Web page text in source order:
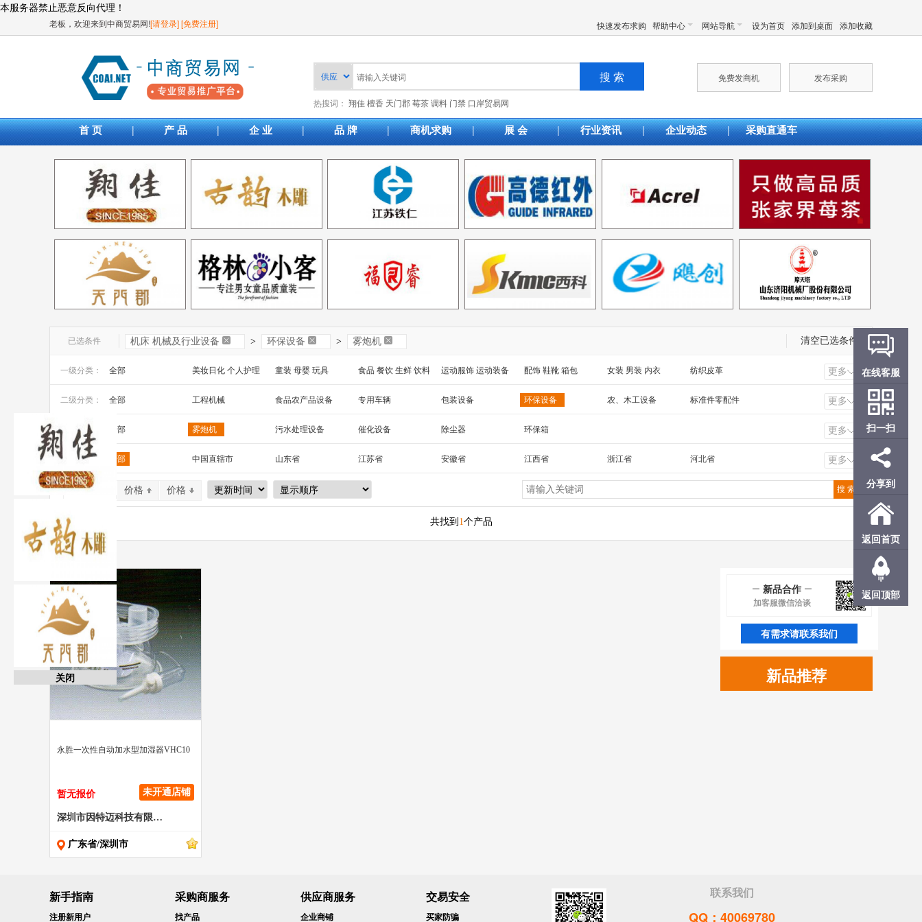
本服务器禁止恶意反向代理！
老板，欢迎来到中商贸易网![请登录][免费注册] 快速发布求购 帮助中心 网站导航 设为首页 添加到桌面 添加收藏
热搜词： 翔佳 檀香 天门郡 莓茶 调料 门禁 口岸贸易网
免费发商机 发布采购
首 页 | 产 品 | 企 业 | 品 牌 | 商机求购 | 展 会 | 行业资讯 | 企业动态 | 采购直通车
已选条件 机床 机械及行业设备 > 环保设备 > 雾炮机 清空已选条件
一级分类： 全部 美妆日化 个人护理 童装 母婴 玩具 食品 餐饮 生鲜 饮料 运动服饰 运动装备 配饰 鞋靴 箱包 女装 男装 内衣
纺织皮革
安全防护 五金工具
家装建材 机床 机械及行业设备
更多
二级分类： 全部 工程机械 食品农产品设备 专用车辆 包装设备 环保设备 农、木工设备
标准件零配件
更多
三级分类： 全部 雾炮机 污水处理设备 催化设备 除尘器 环保箱 更多
区 域： 全部 中国直辖市 山东省 江苏省 安徽省 江西省 浙江省
河北省
广西
辽宁省 吉林省 黑龙江省 陕西省
宁夏
四川省 贵州省 云南省 西藏 台湾省 香港 澳门
更多
默认排序 价格 价格
共找到 1个产品
永胜一次性自动加水型加湿器VHC10
暂无报价 未开通店铺
深圳市因特迈科技有限公司
广东省/深圳市
新品合作
加客服微信洽谈
有需求请联系我们
新品推荐
关闭
新手指南
注册新用户
采购商服务
找产品
供应商服务
企业商铺
交易安全
买家防骗
联系我们
QQ：40069780
在线客服
扫一扫
分享到
返回首页
返回顶部